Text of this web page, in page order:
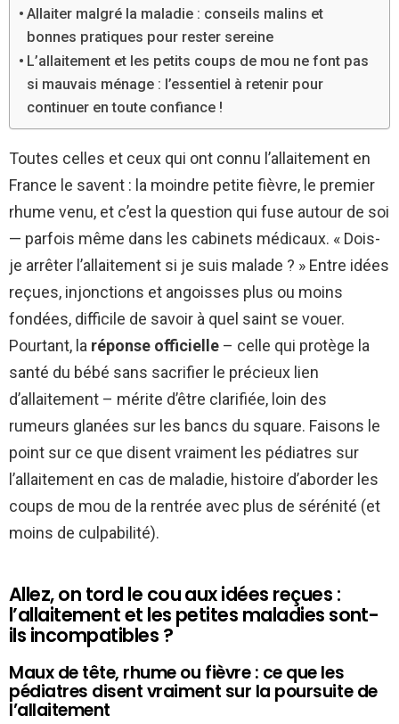
Allaiter malgré la maladie : conseils malins et
bonnes pratiques pour rester sereine
L’allaitement et les petits coups de mou ne font pas
si mauvais ménage : l’essentiel à retenir pour
continuer en toute confiance !
Toutes celles et ceux qui ont connu l’allaitement en
France le savent : la moindre petite fièvre, le premier
rhume venu, et c’est la question qui fuse autour de soi
— parfois même dans les cabinets médicaux. « Dois-
je arrêter l’allaitement si je suis malade ? » Entre idées
reçues, injonctions et angoisses plus ou moins
fondées, difficile de savoir à quel saint se vouer.
Pourtant, la réponse officielle – celle qui protège la
santé du bébé sans sacrifier le précieux lien
d’allaitement – mérite d’être clarifiée, loin des
rumeurs glanées sur les bancs du square. Faisons le
point sur ce que disent vraiment les pédiatres sur
l’allaitement en cas de maladie, histoire d’aborder les
coups de mou de la rentrée avec plus de sérénité (et
moins de culpabilité).
Allez, on tord le cou aux idées reçues :
l’allaitement et les petites maladies sont-
ils incompatibles ?
Maux de tête, rhume ou fièvre : ce que les
pédiatres disent vraiment sur la poursuite de
l’allaitement